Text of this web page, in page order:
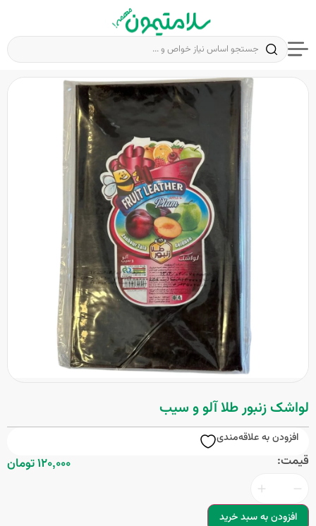
لواشک زنبور طلا آلو و سیب
افزودن به علاقه‌مندی
قیمت: 120,000 تومان
افزودن به سبد خرید